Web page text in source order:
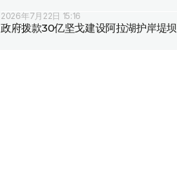
2026年7月22日 15:16
政府拨款30亿坚戈建设阿拉湖护岸堤坝